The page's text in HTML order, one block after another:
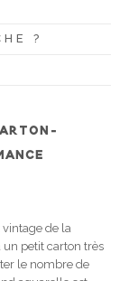
?
de la
un petit carton très
le nombre de